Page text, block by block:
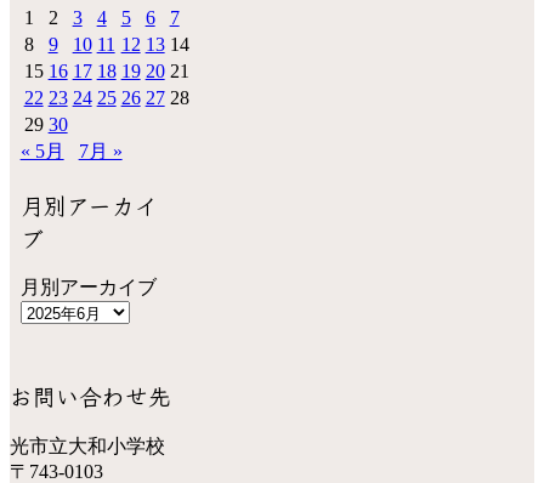
1
2 3 4 5 6
7
8
9 10 11 12 13 14
15 16 17 18 19 20 21
22 23 24 25 26 27 28
29 30
« 5月
7月 »
月別アーカイ
ブ
月別アーカイブ
お問い合わせ先
光市立大和小学校
〒743-0103